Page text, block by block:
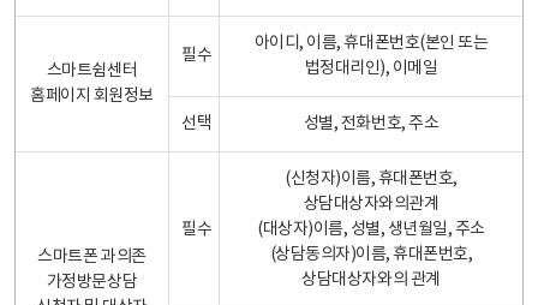
스마트쉼센터
홈페이지 회원정보
필수
아이디, 이름, 휴대폰번호(본인 또는
법정대리인), 이메일
선택 성별, 전화번호, 주소
스마트폰 과의존
가정방문상담
필수
(신청자)이름, 휴대폰번호,
상담대상자와의관계
(대상자)이름, 성별, 생년월일, 주소
(상담동의자)이름, 휴대폰번호,
상담대상자와의 관계